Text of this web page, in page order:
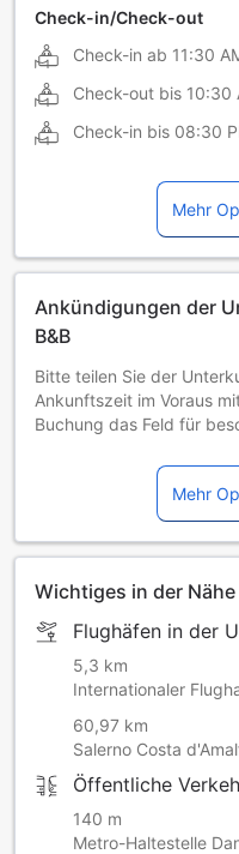
Check-in/Check-out
Check-in ab 11:30
Check-out bis 10:30
Check-in bis 08:30
Mehr
Ankündigungen der
B&B
Bitte teilen Sie der Unterkunft Ihre
Ankunftszeit im Voraus
Buchung das Feld für
Mehr
Wichtiges in der Nähe
Flughäfen in der
5,3 km
Internationaler
60,97 km
Salerno Costa
Öffentliche
140 m
Metro-Haltestelle